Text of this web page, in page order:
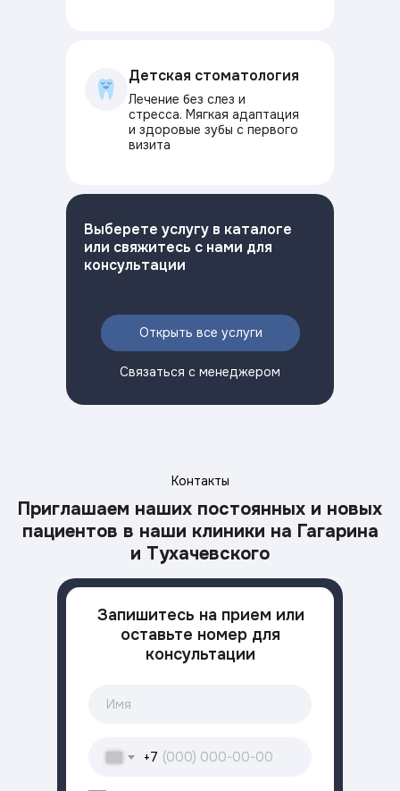
Детская стоматология
Лечение без слез и
стресса. Мягкая адаптация
и здоровые зубы с первого
визита
Выберете услугу в каталоге
или свяжитесь с нами для
консультации
Связаться с менеджером
Открыть все услуги
Связаться с менеджером
Контакты
Приглашаем наших постоянных и новых
пациентов в наши клиники на Гагарина
и Тухачевского
+7
Запишитесь на прием или
оставьте номер для
консультации